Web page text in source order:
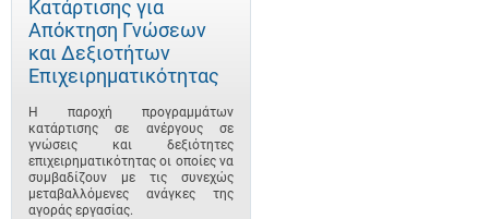
Κατάρτισης για
Απόκτηση Γνώσεων
και Δεξιοτήτων
Επιχειρηματικότητας
Η παροχή προγραμμάτων
κατάρτισης σε ανέργους σε
γνώσεις και δεξιότητες
επιχειρηματικότητας οι οποίες να
συμβαδίζουν με τις συνεχώς
μεταβαλλόμενες ανάγκες της
αγοράς εργασίας.